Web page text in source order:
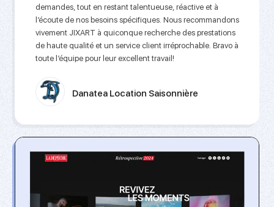
demandes, tout en restant talentueuse, réactive et à
l’écoute de nos besoins spécifiques. Nous recommandons
vivement JIXART à quiconque recherche des prestations
de haute qualité et un service client irréprochable. Bravo à
toute l’équipe pour leur excellent travail!
Danatea Location Saisonnière